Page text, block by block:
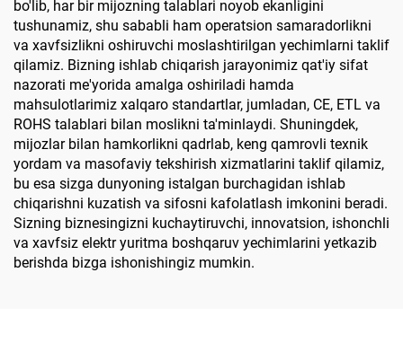
bo'lib, har bir mijozning talablari noyob ekanligini
tushunamiz, shu sababli ham operatsion samaradorlikni
va xavfsizlikni oshiruvchi moslashtirilgan yechimlarni taklif
qilamiz. Bizning ishlab chiqarish jarayonimiz qat'iy sifat
nazorati me'yorida amalga oshiriladi hamda
mahsulotlarimiz xalqaro standartlar, jumladan, CE, ETL va
ROHS talablari bilan moslikni ta'minlaydi. Shuningdek,
mijozlar bilan hamkorlikni qadrlab, keng qamrovli texnik
yordam va masofaviy tekshirish xizmatlarini taklif qilamiz,
bu esa sizga dunyoning istalgan burchagidan ishlab
chiqarishni kuzatish va sifosni kafolatlash imkonini beradi.
Sizning biznesingizni kuchaytiruvchi, innovatsion, ishonchli
va xavfsiz elektr yuritma boshqaruv yechimlarini yetkazib
berishda bizga ishonishingiz mumkin.